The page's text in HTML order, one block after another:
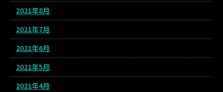
2021年8月
2021年7月
2021年6月
2021年5月
2021年4月